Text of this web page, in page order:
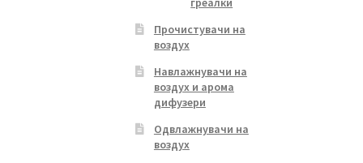
Прочистувачи на
воздух
Навлажнувачи на
воздух и арома
дифузери
Одвлажнувачи на
воздух